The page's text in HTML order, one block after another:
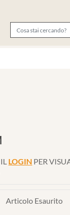
LOGIN PER
Articolo Esaurito